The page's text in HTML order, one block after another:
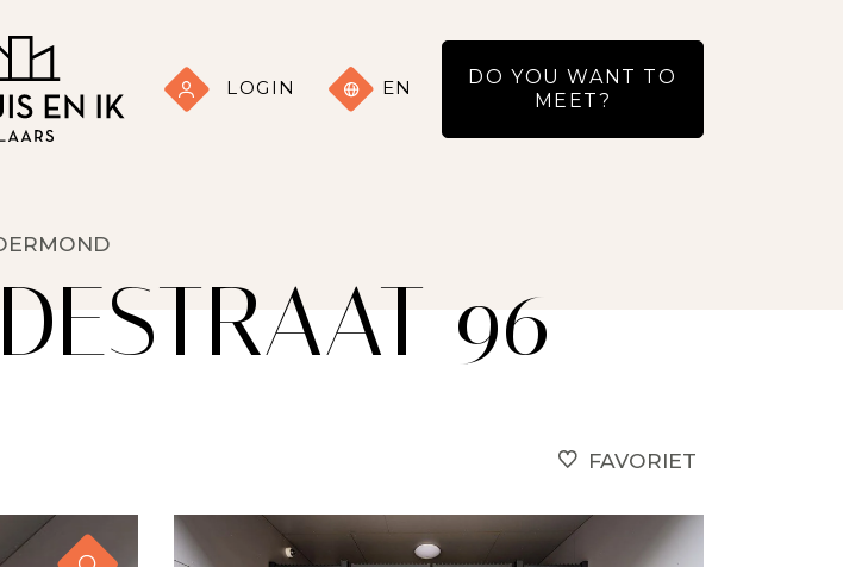
LOGIN EN
DO YOU WANT TO
MEET?
96
FAVORIET